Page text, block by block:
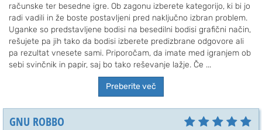
računske ter besedne igre. Ob zagonu izberete kategorijo, ki bi jo
radi vadili in že boste postavljeni pred naključno izbran problem.
Uganke so predstavljene bodisi na besedilni bodisi grafični način,
rešujete pa jih tako da bodisi izberete predizbrane odgovore ali
pa rezultat vnesete sami. Priporočam, da imate med igranjem ob
sebi svinčnik in papir, saj bo tako reševanje lažje. Če ...
Preberite več
GNU ROBBO